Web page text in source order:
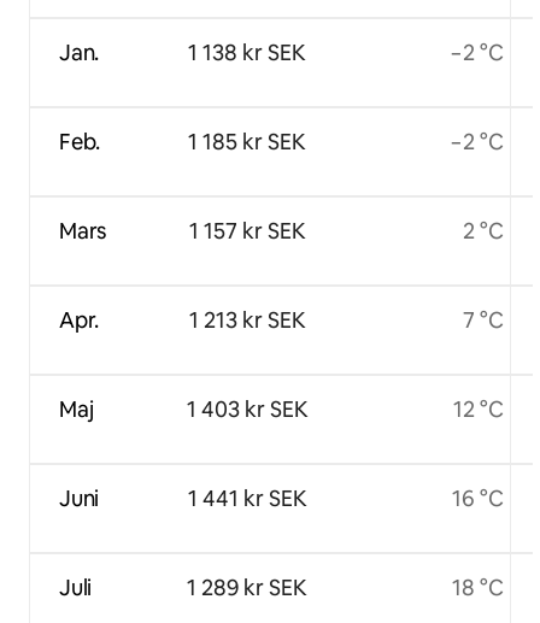
Jan.
Feb.
Mars
Apr.
Maj
Juni
Juli
1 138 kr SEK
1 185 kr SEK
1 157 kr SEK
1 213 kr SEK
1 403 kr SEK
1 441 kr SEK
1 289 kr SEK
−2 °C
−2 °C
2 °C
7 °C
12 °C
16 °C
18 °C